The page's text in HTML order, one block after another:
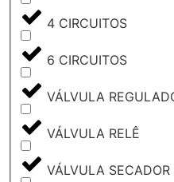
4 CIRCUITOS
6 CIRCUITOS
VÁLVULA
VÁLVULA RELÊ
VÁLVULA